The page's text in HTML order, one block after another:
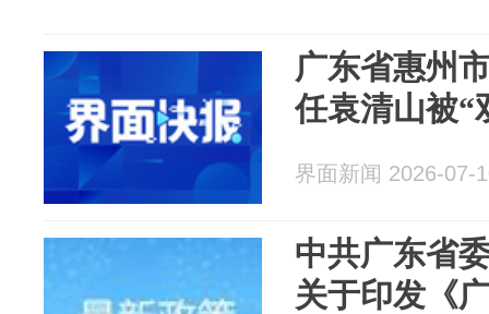
广东省惠州
任袁清山被“
界面新闻 2026-07-
中共广东省
关于印发《